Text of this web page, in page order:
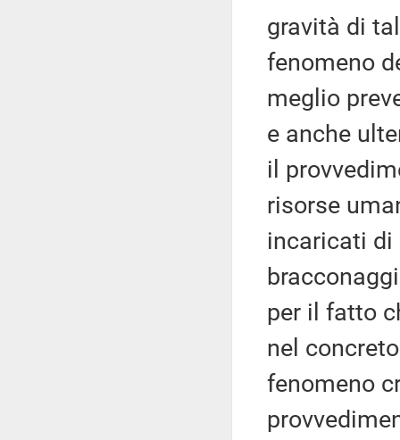
gravità di
fenomeno
meglio
e anche
il
risorse
incaricati di
per il fatto
nel
fenomeno